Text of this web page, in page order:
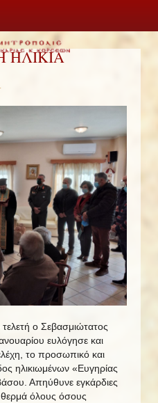
ΗΛΙΚΙΑ
.
τελετή ο Σεβασμιώτατος
ευλόγησε και
το προσωπικό και
ηλικιωμένων «Ευγηρίας
Απηύθυνε εγκάρδιες
θερμά όλους όσους